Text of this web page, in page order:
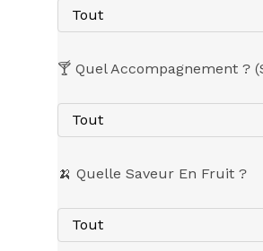
Tout
🍸 Quel Accompagnement ?
Tout
🍌 Quelle Saveur En Fruit ?
Tout